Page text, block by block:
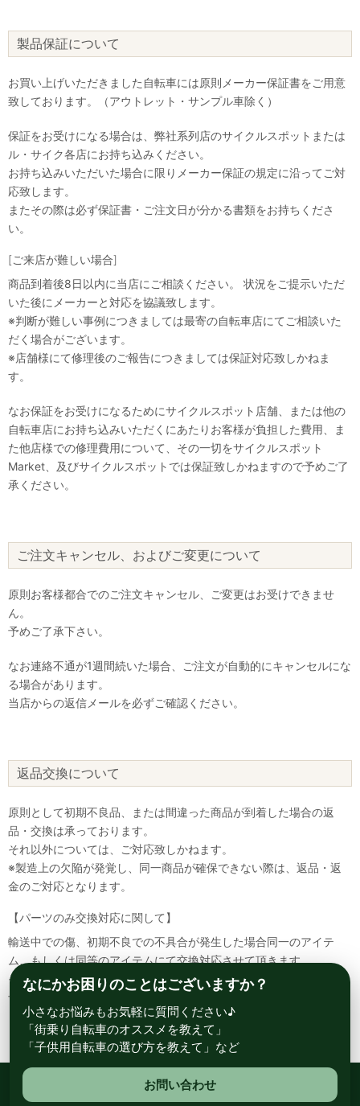
製品保証について
お買い上げいただきました自転車には原則メーカー保証書をご用意
致しております。（アウトレット・サンプル車除く）
保証をお受けになる場合は、弊社系列店のサイクルスポットまたは
ル・サイク各店にお持ち込みください。
お持ち込みいただいた場合に限りメーカー保証の規定に沿ってご対
応致します。
またその際は必ず保証書・ご注文日が分かる書類をお持ちくださ
い。
[ご来店が難しい場合]
商品到着後8日以内に当店にご相談ください。 状況をご提示いただ
いた後にメーカーと対応を協議致します。
※判断が難しい事例につきましては最寄の自転車店にてご相談いた
だく場合がございます。
※店舗様にて修理後のご報告につきましては保証対応致しかねま
す。
なお保証をお受けになるためにサイクルスポット店舗、または他の
自転車店にお持ち込みいただくにあたりお客様が負担した費用、ま
た他店様での修理費用について、その一切をサイクルスポット
Market、及びサイクルスポットでは保証致しかねますので予めご了
承ください。
ご注文キャンセル、およびご変更について
原則お客様都合でのご注文キャンセル、ご変更はお受けできませ
ん。
予めご了承下さい。
なお連絡不通が1週間続いた場合、ご注文が自動的にキャンセルにな
る場合があります。
当店からの返信メールを必ずご確認ください。
返品交換について
原則として初期不良品、または間違った商品が到着した場合の返
品・交換は承っております。
それ以外については、ご対応致しかねます。
※製造上の欠陥が発覚し、同一商品が確保できない際は、返品・返
金のご対応となります。
【パーツのみ交換対応に関して】
輸送中での傷、初期不良での不具合が発生した場合同一のアイテ
ム、もしくは同等のアイテムにて交換対応させて頂きます。
その場合該当部品を着払いにて返送して頂く必要が御座いますので
予めご了承ください。
総合自転車専門店 サイクルスポット ル・サイク
なにかお困りのことはございますか？
小さなお悩みもお気軽に質問ください♪
「街乗り自転車のオススメを教えて」
「子供用自転車の選び方を教えて」など
お問い合わせ